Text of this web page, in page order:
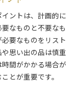
ントは、計画的に
なものと不要なも
要なものをリスト
思い出の品は慎重
間がかかる場合が
とが重要です。